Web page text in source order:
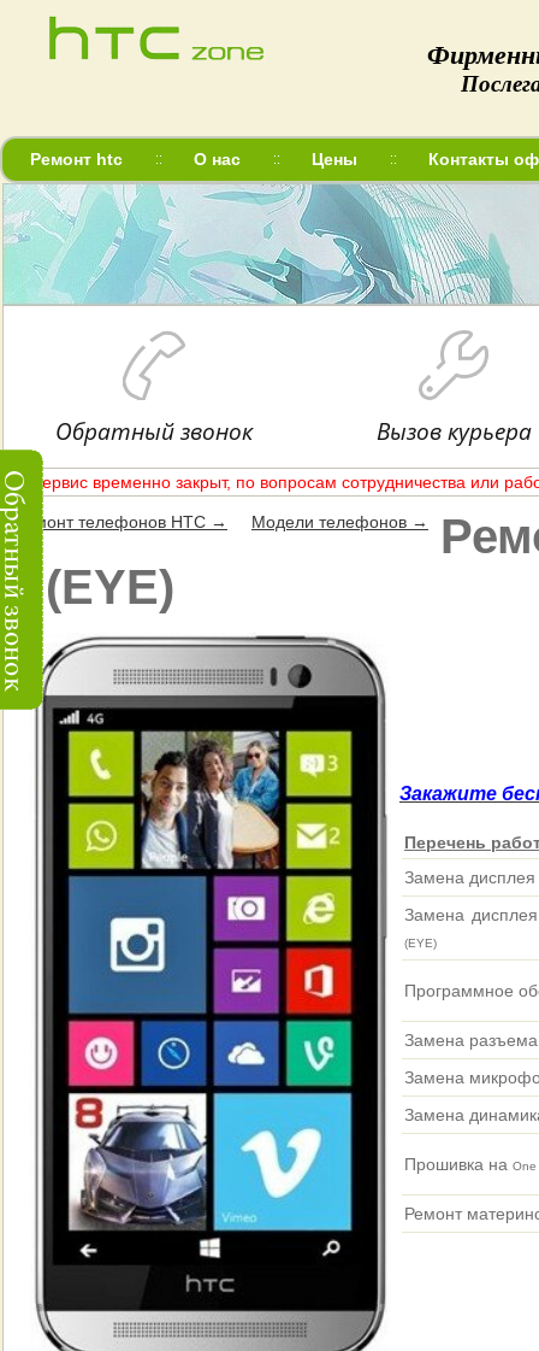
Ремонт htc О нас Цены Контакты
Обратный звонок Вызов курьера
Сервис временно закрыт, по вопросам сотрудничества или
Ремонт телефонов HTC → Модели телефонов →
(EYE)
Закажите
Перечень
Замена
Замена
(EYE)
Программное
Замена
Замена
Замена
Прошивка на One
Ремонт